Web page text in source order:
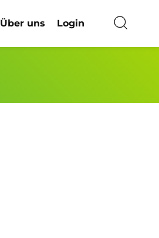
Über uns Login